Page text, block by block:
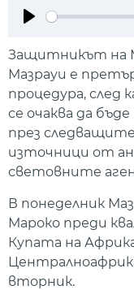
Защитникът на
Мазрауи е
процедура, след
се очаква да
през
източници от
световните
В понеделник
Мароко преди
Купата на
вторник.